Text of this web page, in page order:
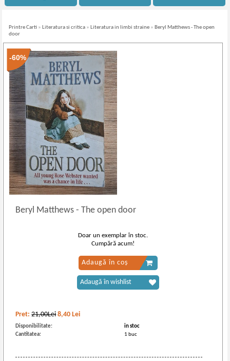
Printre Carti » Literatura si critica » Literatura in limbi straine » Beryl Matthews - The open
door
-60%
Beryl Matthews- The open door
Pret:21,00Lei 8,40 Lei
Disponibilitate:
in stoc
Cantitatea:
1 buc
Doar un exemplar în stoc.
Cumpără acum!
Adaugă în coș
Adaugă în wishlist